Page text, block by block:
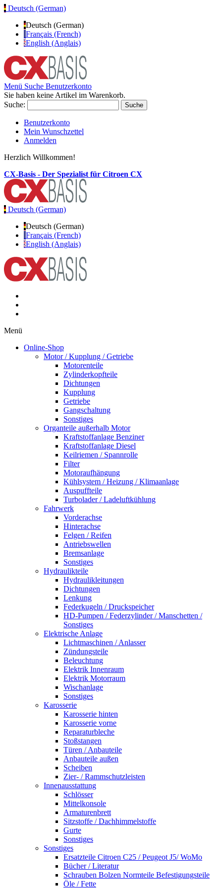
Deutsch (German)
Deutsch (German)
Français (French)
English (Anglais)
Menü Suche Benutzerkonto
Sie haben keine Artikel im Warenkorb.
Suche:
Suche
Benutzerkonto
Mein Wunschzettel
Anmelden
Herzlich Willkommen!
CX-Basis - Der Spezialist für Citroen CX
Deutsch (German)
Deutsch (German)
Français (French)
English (Anglais)
Menü
Online-Shop
Motor / Kupplung / Getriebe
Motorenteile
Zylinderkopfteile
Dichtungen
Kupplung
Getriebe
Gangschaltung
Sonstiges
Organteile außerhalb Motor
Kraftstoffanlage Benziner
Kraftstoffanlage Diesel
Keilriemen / Spannrolle
Filter
Motoraufhängung
Kühlsystem / Heizung / Klimaanlage
Auspuffteile
Turbolader / Ladeluftkühlung
Fahrwerk
Vorderachse
Hinterachse
Felgen / Reifen
Antriebswellen
Bremsanlage
Sonstiges
Hydraulikteile
Hydraulikleitungen
Dichtungen
Lenkung
Federkugeln / Druckspeicher
HD-Pumpen / Federzylinder / Manschetten /
Sonstiges
Elektrische Anlage
Lichtmaschinen / Anlasser
Zündungsteile
Beleuchtung
Elektrik Innenraum
Elektrik Motorraum
Wischanlage
Sonstiges
Karosserie
Karosserie hinten
Karosserie vorne
Reparaturbleche
Stoßstangen
Türen / Anbauteile
Anbauteile außen
Scheiben
Zier- / Rammschutzleisten
Innenausstattung
Schlösser
Mittelkonsole
Armaturenbrett
Sitzstoffe / Dachhimmelstoffe
Gurte
Sonstiges
Sonstiges
Ersatzteile Citroen C25 / Peugeot J5/ WoMo
Bücher / Literatur
Schrauben Bolzen Normteile Befestigungsteile
Öle / Fette